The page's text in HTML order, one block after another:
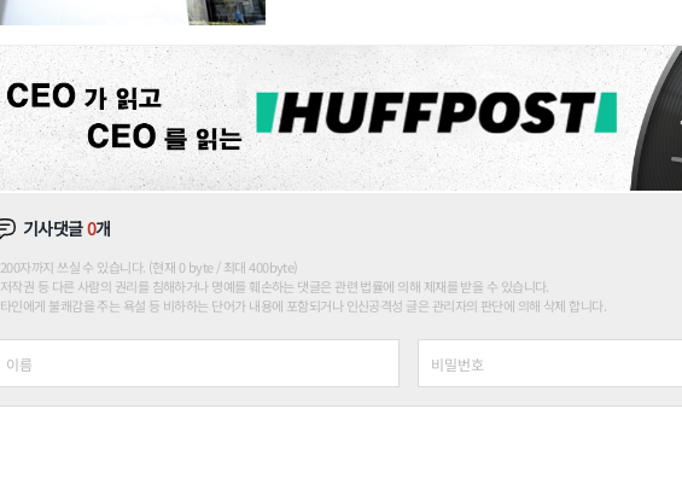
기사댓글0개
200자까지 쓰실 수 있습니다. (현재 0 byte / 최대 400byte)
저작권 등 다른 사람의 권리를 침해하거나 명예를 훼손하는 댓글은 관련 법률에 의해 제재를 받을 수 있습니다.
타인에게 불쾌감을 주는 욕설 등 비하하는 단어가 내용에 포함되거나 인신공격성 글은 관리자의 판단에 의해 삭제 합니다.